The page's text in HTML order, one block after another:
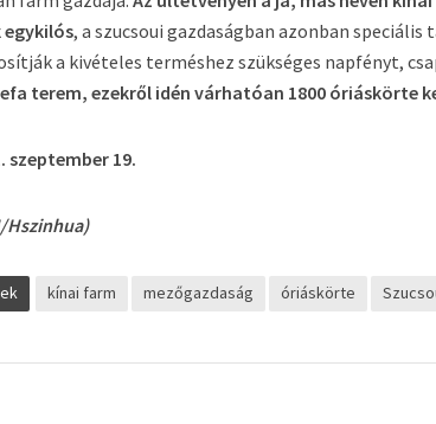
egykilós, a szucsoui gazdaságban azonban
a kivételes terméshez szükséges napfényt,
terem, ezekről idén várhatóan 1800 óriáskörte
szeptember 19.
Hszinhua)
kínai farm mezőgazdaság óriáskörte